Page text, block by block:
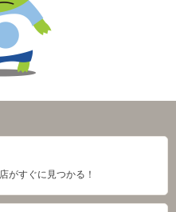
がすぐに見つかる！